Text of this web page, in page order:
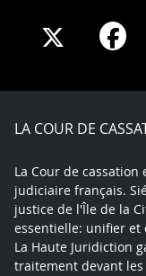
Share
X
LA COUR DE
La Cour de
judiciaire français.
justice de l'Île de la
essentielle: unifier
La Haute Juridiction
traitement devant les